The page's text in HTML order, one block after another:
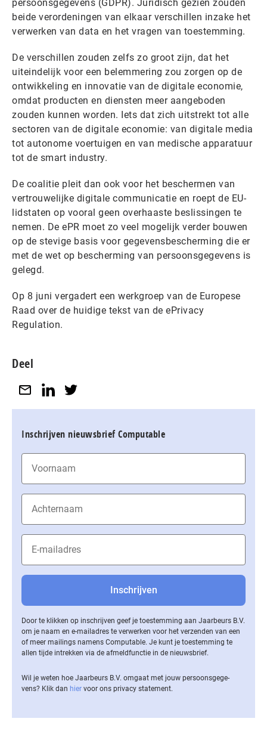
persoonsgegevens (GDPR). Juridisch gezien zouden
beide verordeningen van elkaar verschillen inzake het
verwerken van data en het vragen van toestemming.
De verschillen zouden zelfs zo groot zijn, dat het
uiteindelijk voor een belemmering zou zorgen op de
ontwikkeling en innovatie van de digitale economie,
omdat producten en diensten meer aangeboden
zouden kunnen worden. Iets dat zich uitstrekt tot alle
sectoren van de digitale economie: van digitale media
tot autonome voertuigen en van medische apparatuur
tot de smart industry.
De coalitie pleit dan ook voor het beschermen van
vertrouwelijke digitale communicatie en roept de EU-
lidstaten op vooral geen overhaaste beslissingen te
nemen. De ePR moet zo veel mogelijk verder bouwen
op de stevige basis voor gegevensbescherming die er
met de wet op bescherming van persoonsgegevens is
gelegd.
Op 8 juni vergadert een werkgroep van de Europese
Raad over de huidige tekst van de ePrivacy
Regulation.
Deel
Inschrijven nieuwsbrief Computable
Door te klikken op inschrijven geef je toestemming aan Jaarbeurs B.V.
om je naam en e-mailadres te verwerken voor het verzenden van een
of meer mailings namens Computable. Je kunt je toestemming te
allen tijde intrekken via de af­meld­func­tie in de nieuwsbrief.
Wil je weten hoe Jaarbeurs B.V. omgaat met jouw per­soons­ge­ge­
vens? Klik dan hier voor ons privacy statement.